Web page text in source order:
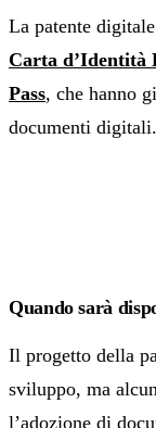
La patente
Carta d’Identità
Pass, che hanno
documenti digitali.
Quando sarà
Il progetto della
sviluppo, ma
l’adozione di